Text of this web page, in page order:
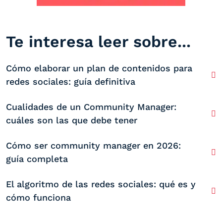
Te interesa leer sobre...
Cómo elaborar un plan de contenidos para
redes sociales: guía definitiva
Cualidades de un Community Manager:
cuáles son las que debe tener
Cómo ser community manager en 2026:
guía completa
El algoritmo de las redes sociales: qué es y
cómo funciona